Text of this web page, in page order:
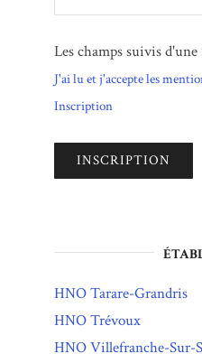
Les champs suivis
J'ai lu et j'accepte les
Inscription
HNO Tarare-Grandris
HNO Trévoux
HNO Villefranche-Sur-